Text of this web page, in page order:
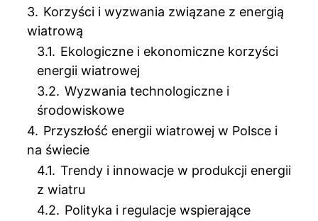
3. Korzyści i wyzwania związane z energią
wiatrową
3.1. Ekologiczne i ekonomiczne korzyści
energii wiatrowej
3.2. Wyzwania technologiczne i
środowiskowe
4. Przyszłość energii wiatrowej w Polsce i
na świecie
4.1. Trendy i innowacje w produkcji energii
z wiatru
4.2. Polityka i regulacje wspierające